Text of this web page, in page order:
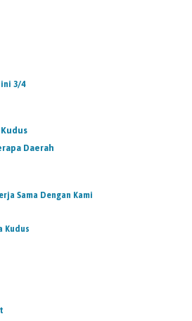
3/4
Daerah
Sama Dengan Kami
Kudus